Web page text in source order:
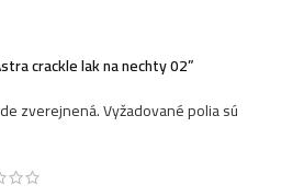
crackle lak na nechty 02”
zverejnená.Vyžadované polia sú